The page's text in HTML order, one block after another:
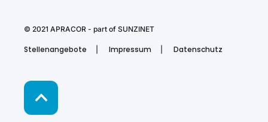
© 2021 APRACOR - part of SUNZINET
Stellenangebote Impressum Datenschutz